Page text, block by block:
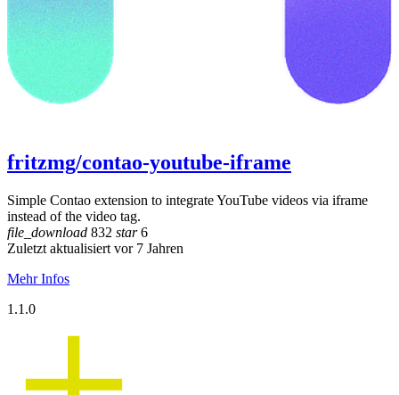
fritzmg/contao-youtube-iframe
Simple Contao extension to integrate YouTube videos via iframe
instead of the video tag.
file_download 832 star6
Zuletzt aktualisiert vor 7 Jahren
Mehr Infos
1.1.0